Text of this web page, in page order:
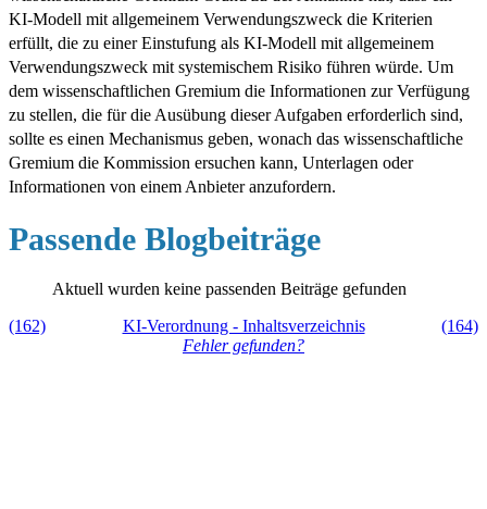
KI-Modell mit allgemeinem Verwendungszweck die Kriterien
erfüllt, die zu einer Einstufung als KI-Modell mit allgemeinem
Verwendungszweck mit systemischem Risiko führen würde. Um
dem wissenschaftlichen Gremium die Informationen zur Verfügung
zu stellen, die für die Ausübung dieser Aufgaben erforderlich sind,
sollte es einen Mechanismus geben, wonach das wissenschaftliche
Gremium die Kommission ersuchen kann, Unterlagen oder
Informationen von einem Anbieter anzufordern.
Passende Blogbeiträge
Aktuell wurden keine passenden Beiträge gefunden
(162)
KI-Verordnung - Inhaltsverzeichnis
(164)
Fehler gefunden?